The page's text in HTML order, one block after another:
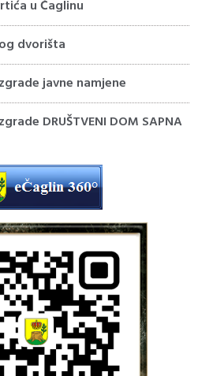
u Čaglinu
dvorišta
javne namjene
DRUŠTVENI DOM SAPNA